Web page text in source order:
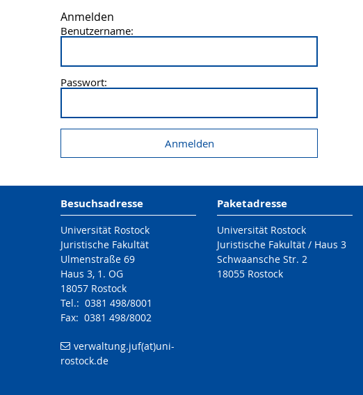
Anmelden
Benutzername:
Passwort:
Besuchsadresse
Universität Rostock
Juristische Fakultät
Ulmenstraße 69
Haus 3, 1. OG
18057 Rostock
Tel.: 0381 498/8001
Fax: 0381 498/8002
verwaltung.juf(at)uni-
rostock.de
Paketadresse
Universität Rostock
Juristische Fakultät / Haus 3
Schwaansche Str. 2
18055 Rostock